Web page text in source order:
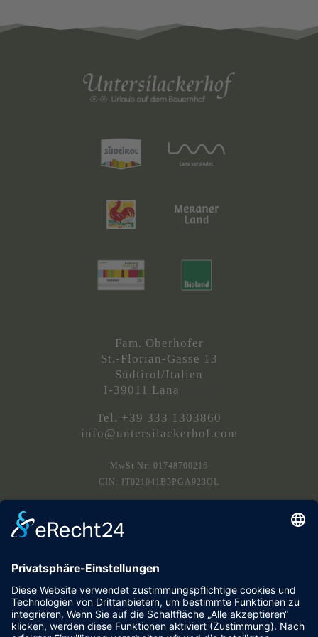
Fam. Oberhofer
St.-Florian-Gasse 13
Südtirol/Italien
I-39011 Lana
Tel. +39 333 1303860
info@untersilackerhof.com
MwSt Nr: 01748700216
CIN: IT021041B5PGA923OL
L
L Bildergalerie
L Wetter
L Datenschutz
L Impressum